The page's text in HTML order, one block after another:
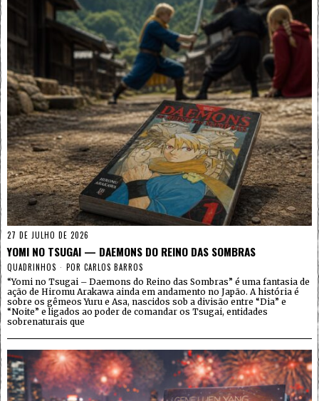
27 DE JULHO DE 2026
YOMI NO TSUGAI — DAEMONS DO REINO DAS SOMBRAS
QUADRINHOS POR CARLOS BARROS
“Yomi no Tsugai – Daemons do Reino das Sombras” é uma fantasia de
ação de Hiromu Arakawa ainda em andamento no Japão. A história é
sobre os gêmeos Yuru e Asa, nascidos sob a divisão entre “Dia” e
“Noite” e ligados ao poder de comandar os Tsugai, entidades
sobrenaturais que